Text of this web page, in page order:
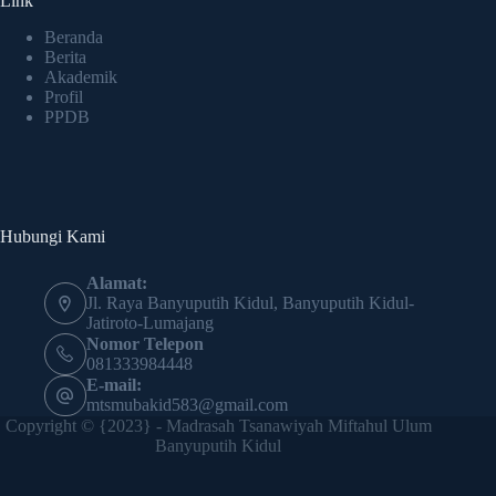
Beranda
Berita
Akademik
Profil
PPDB
Hubungi Kami
Alamat:
Jl. Raya Banyuputih Kidul, Banyuputih Kidul-
Jatiroto-Lumajang
Nomor Telepon
081333984448
E-mail:
mtsmubakid583@gmail.com
Copyright © {2023} - Madrasah Tsanawiyah Miftahul Ulum
Banyuputih Kidul